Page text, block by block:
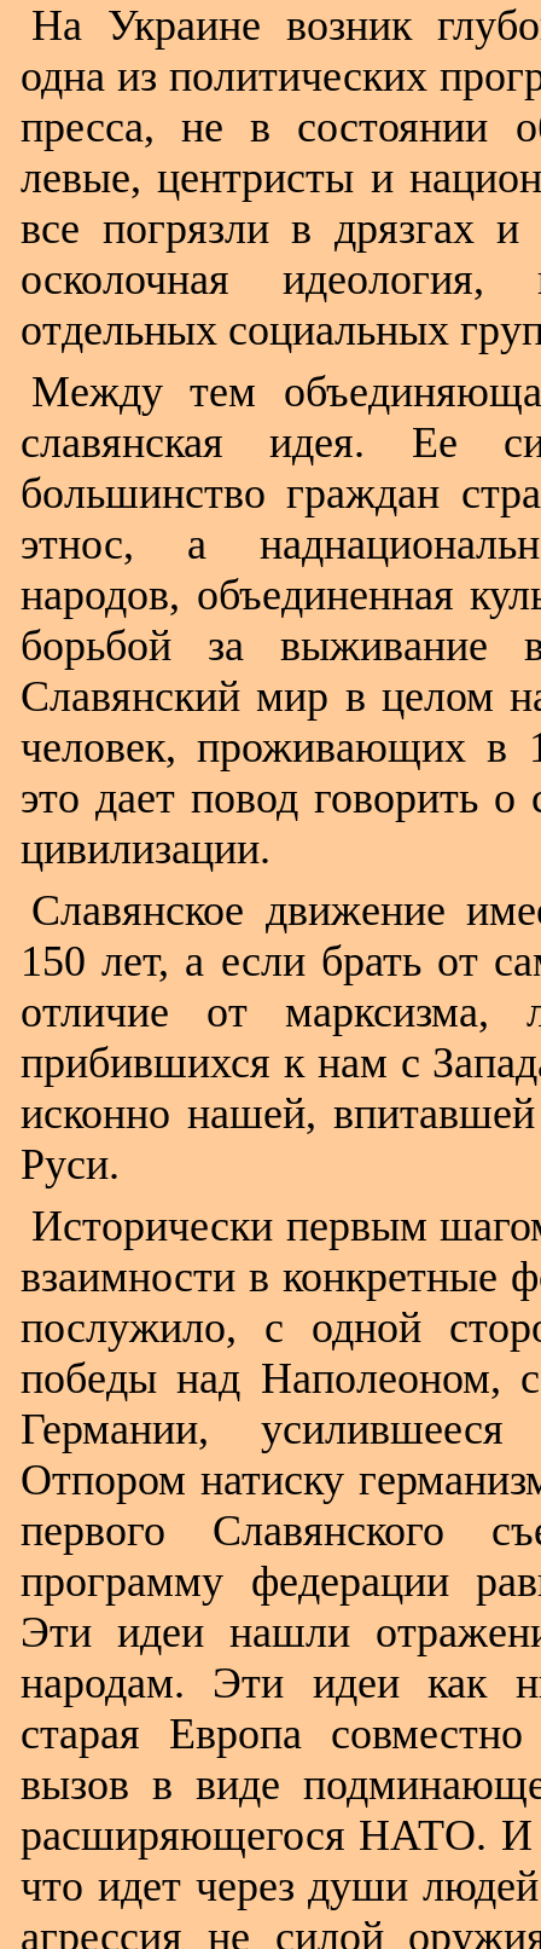
На Украине возник
одна из политических
пресса, не в состоянии
левые, центристы и
все погрязли в дрязгах
осколочная
отдельных социальных
Между тем
славянская идея. Ее
большинство граждан
этнос, а
народов, объединенная
борьбой за выживание
Славянский мир в целом
человек, проживающих в
это дает повод говорить
цивилизации.
Славянское движение
150 лет, а если брать от
отличие от марксизма,
прибившихся к нам с
исконно нашей,
Руси.
Исторически первым
взаимности в конкретные
послужило, с одной
победы над Наполеоном,
Германии,
Отпором натиску
первого Славянского
программу федерации
Эти идеи нашли
народам. Эти идеи как
старая Европа
вызов в виде
расширяющегося НАТО. И
что идет через души
агрессия не силой